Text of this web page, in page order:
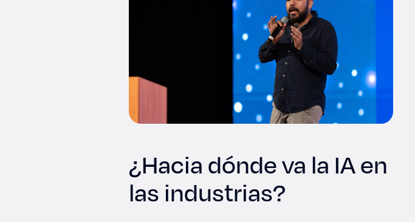
¿Hacia dónde va la IA en
las industrias?